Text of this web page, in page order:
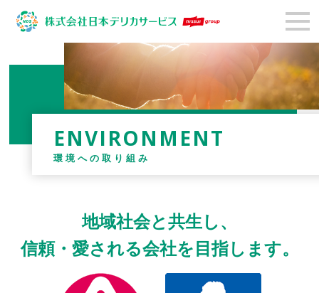
ENVIRONMENT
環境への取り組み
地域社会と共生し、
信頼・愛される会社を目指します。